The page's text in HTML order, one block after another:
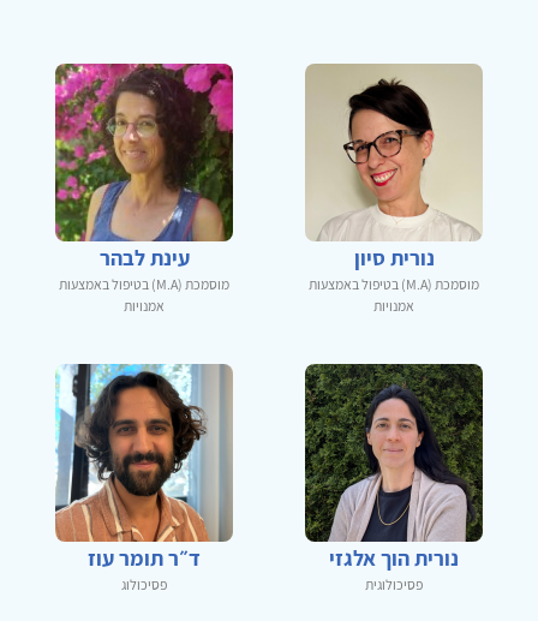
נורית סיון
מוסמכת (M.A) בטיפול באמצעות
אמנויות
עינת לבהר
מוסמכת (M.A) בטיפול באמצעות
אמנויות
נורית הוך אלגזי
פסיכולוגית
ד״ר תומר עוז
פסיכולוג